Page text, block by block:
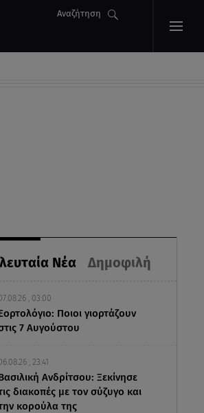
Αναζήτηση
Νέα Δημοφιλή
, 03:00
Ποιοι γιορτάζουν
7 Αυγούστου
, 23:41
Ανδρίτσου: Ξεκίνησε
διακοπές με τον σύζυγο και
κορούλα της